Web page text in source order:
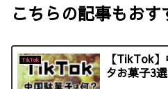
こちらの記事もおす
TikTok
【TikTok
タお菓子3選